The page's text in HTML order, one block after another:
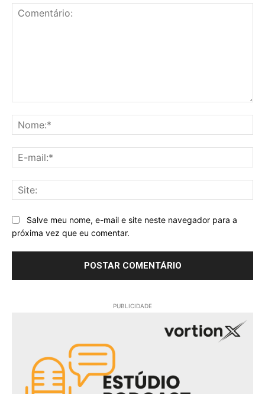
Salve meu nome, e-mail e site neste navegador para a
próxima vez que eu comentar.
PUBLICIDADE